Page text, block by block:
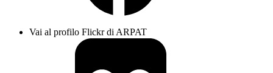
Vai al profilo Flickr di ARPAT